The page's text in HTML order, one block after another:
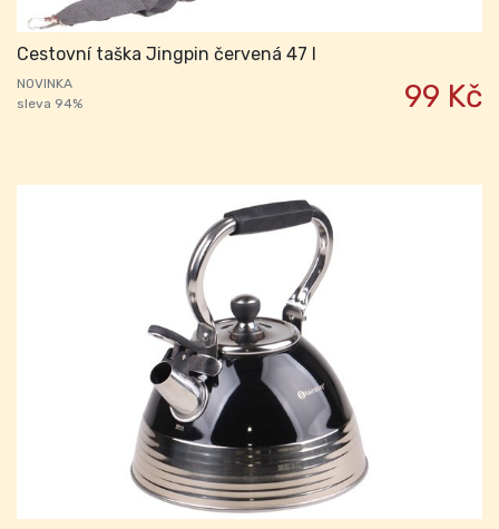
Cestovní taška Jingpin červená 47 l
NOVINKA
sleva 94%
99 Kč